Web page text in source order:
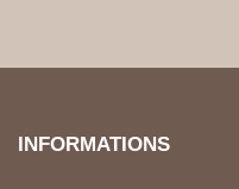
INFORMATIONS